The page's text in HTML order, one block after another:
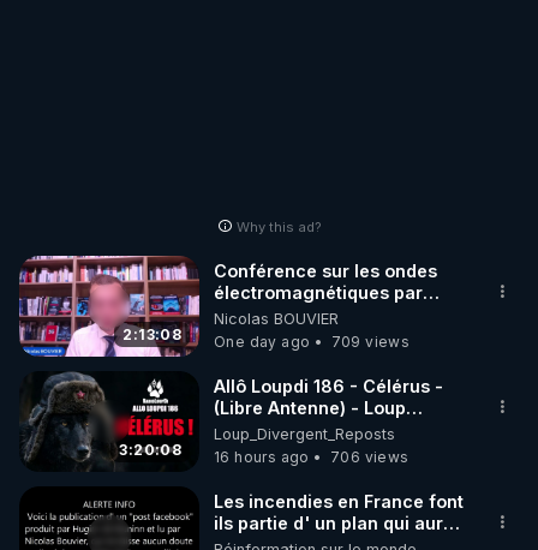
Why this ad?
2:13:08
Conférence sur les ondes
électromagnétiques par
Grégoire Caustru et Bart de
Wever !
Nicolas BOUVIER
One day ago
709 views
3:20:08
Allô Loupdi 186 - Célérus -
(Libre Antenne) - Loup
Divergent 2026.08.06
Loup_Divergent_Reposts
16 hours ago
706 views
Les incendies en France font
ils partie d' un plan qui aurait
débuté le 11 septembre 2001